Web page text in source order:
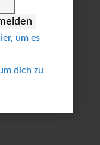
um es
dich zu